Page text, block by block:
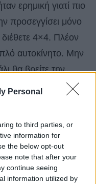
Personal
to third parties, or
information for
the below opt-out
note that after your
continue seeing
information utilized by
ερημική γιατί πιο
προσεγγίσει μόνο
4×4. Πλέον
αυτοκίνητο. Μην
θα βρείτε την
σαν ανοργάνωτη
τα πράγματα!
αυτό τον μικρό